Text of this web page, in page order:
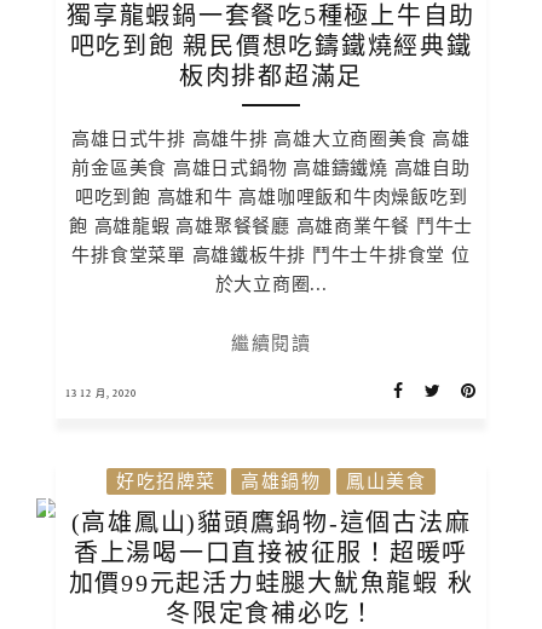
獨享龍蝦鍋一套餐吃5種極上牛自助
吧吃到飽 親民價想吃鑄鐵燒經典鐵
板肉排都超滿足
高雄日式牛排 高雄牛排 高雄大立商圈美食 高雄
前金區美食 高雄日式鍋物 高雄鑄鐵燒 高雄自助
吧吃到飽 高雄和牛 高雄咖哩飯和牛肉燥飯吃到
飽 高雄龍蝦 高雄聚餐餐廳 高雄商業午餐 鬥牛士
牛排食堂菜單 高雄鐵板牛排 鬥牛士牛排食堂 位
於大立商圈...
繼續閱讀
13 12 月, 2020
好吃招牌菜 高雄鍋物 鳳山美食
(高雄鳳山)貓頭鷹鍋物-這個古法麻
香上湯喝一口直接被征服！超暖呼
加價99元起活力蛙腿大魷魚龍蝦 秋
冬限定食補必吃！